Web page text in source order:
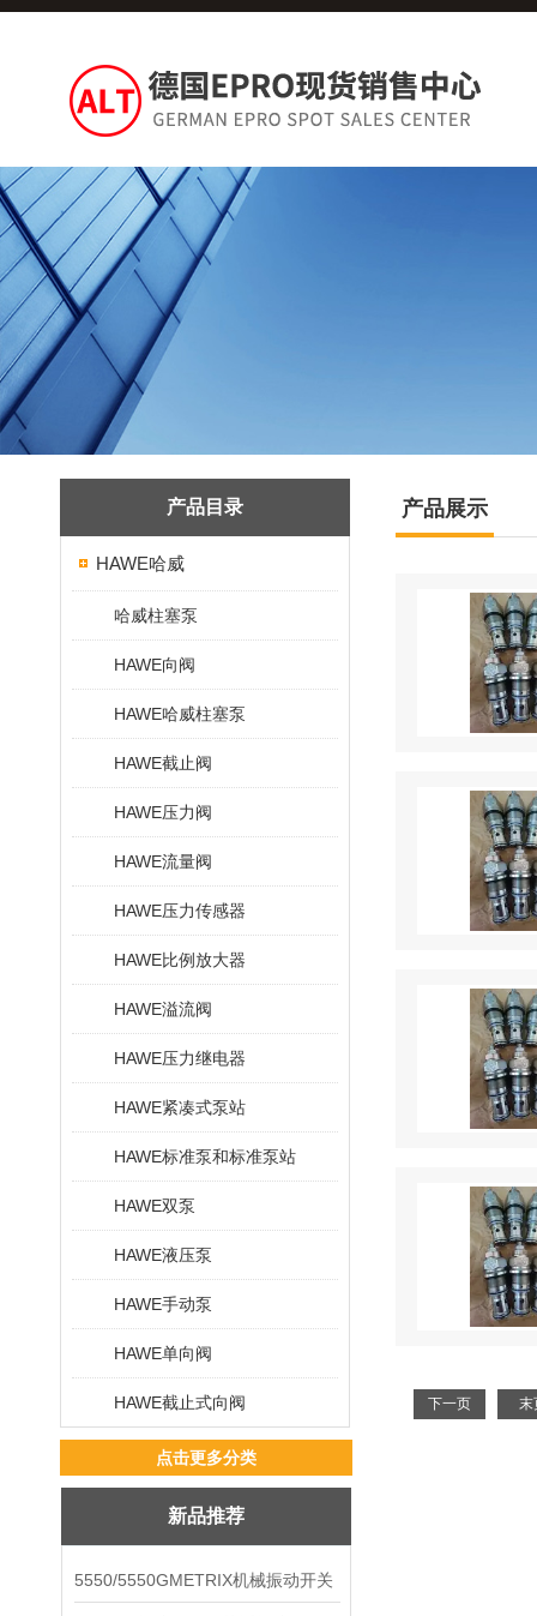
产品目录
HAWE哈威
哈威柱塞泵
HAWE向阀
HAWE哈威柱塞泵
HAWE截止阀
HAWE压力阀
HAWE流量阀
HAWE压力传感器
HAWE比例放大器
HAWE溢流阀
HAWE压力继电器
HAWE紧凑式泵站
HAWE标准泵和标准泵站
HAWE双泵
HAWE液压泵
HAWE手动泵
HAWE单向阀
HAWE截止式向阀
点击更多分类
新品推荐
5550/5550GMETRIX机械振动开关
产品展示
下一页 末